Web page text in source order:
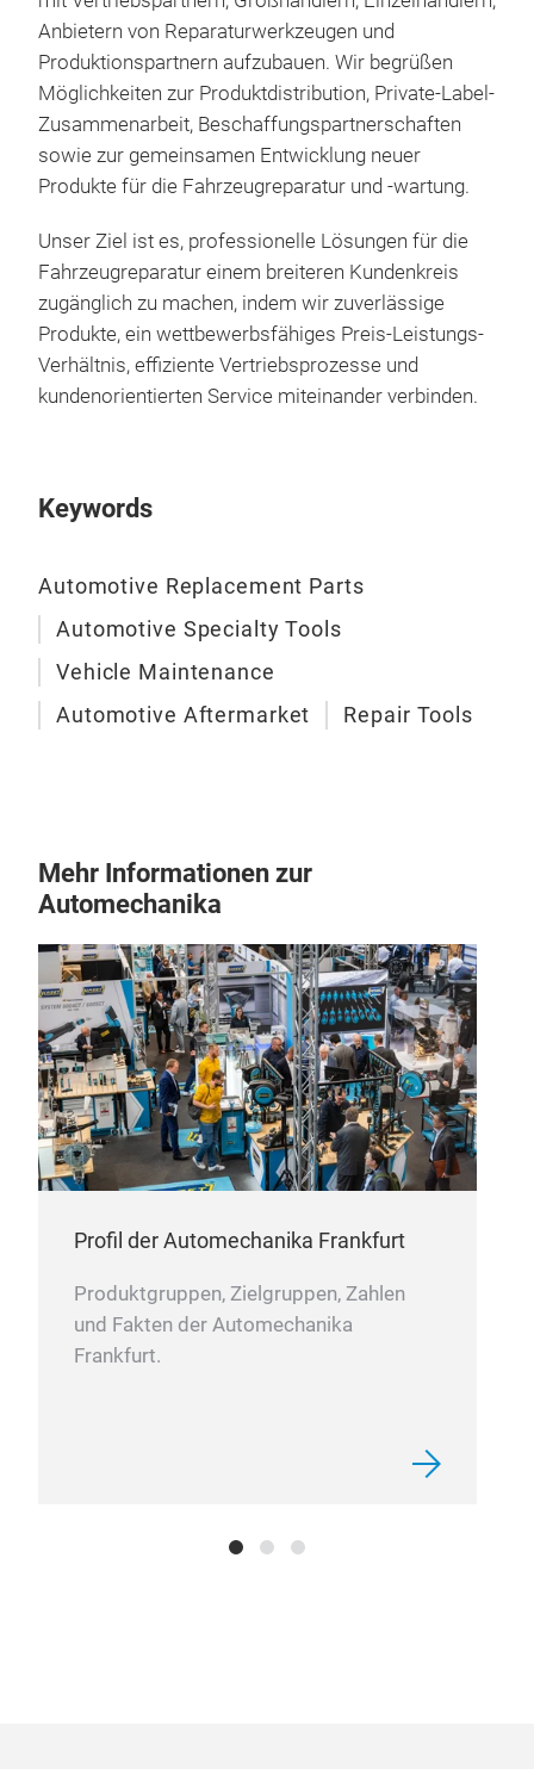
Anbietern von Reparaturwerkzeugen und
Produktionspartnern aufzubauen. Wir begrüßen
Möglichkeiten zur Produktdistribution, Private-Label-
Zusammenarbeit, Beschaffungspartnerschaften
sowie zur gemeinsamen Entwicklung neuer
Produkte für die Fahrzeugreparatur und -wartung.
Unser Ziel ist es, professionelle Lösungen für die
Fahrzeugreparatur einem breiteren Kundenkreis
zugänglich zu machen, indem wir zuverlässige
Produkte, ein wettbewerbsfähiges Preis-Leistungs-
Verhältnis, effiziente Vertriebsprozesse und
kundenorientierten Service miteinander verbinden.
Keywords
Automotive Replacement Parts
Automotive Specialty Tools
Vehicle Maintenance
Automotive Aftermarket
Repair Tools
Mehr Informationen zur
Automechanika
Profil der Automechanika Frankfurt
Produktgruppen, Zielgruppen, Zahlen
und Fakten der Automechanika
Frankfurt.